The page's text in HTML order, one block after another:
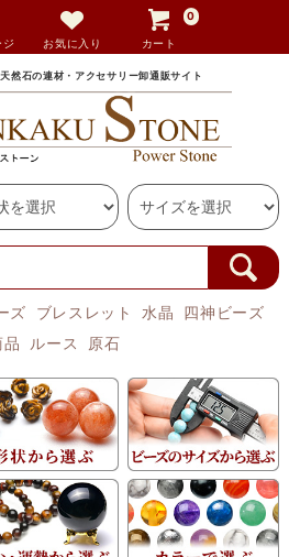
ジ お気に入り カート
0
然石の連材・アクセサリー卸通販サイト
ズ ブレスレット 水晶
四神ビーズ
ルース 原石